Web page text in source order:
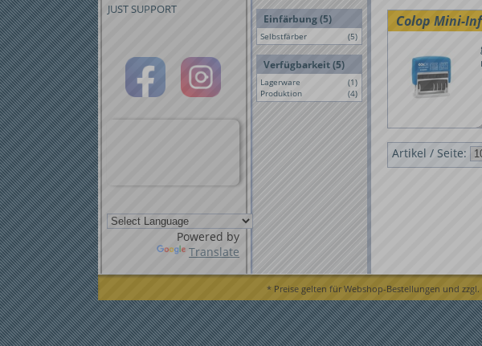
JUST SUPPORT
Powered by
Translate
Einfärbung (5)
Selbstfärber (5)
Verfügbarkeit (5)
Lagerware
(1)
Produktion
(4)
Colop Mini-
Artikel / Seite:
* Preise gelten für Webshop-Bestellungen und zzgl.